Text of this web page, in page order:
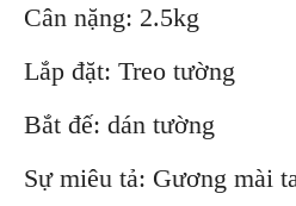
Cân nặng: 2.5kg
Lắp đặt: Treo tường
Bắt đế: dán tường
Sự miêu tả: Gương mài